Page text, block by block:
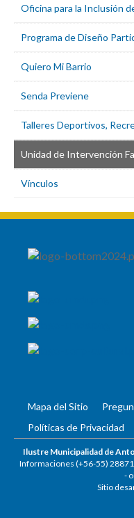
Oficina para la Inclusión
Programa de Diseño
Quiero Mi Barrio
Senda Previene
Talleres Deportivos,
Unidad de Intervención
Vínculos
Mapa del Sitio
Políticas de Privacidad
Ilustre Municipalidad de
Informaciones (+56-55)
-
Sitio